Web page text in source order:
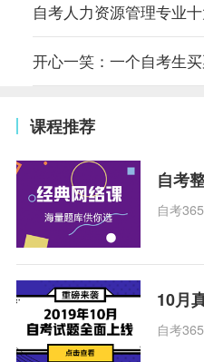
自考人力资源管理专业
开心一笑：一个自考生
课程推荐
自考
自考365
10月
自考365